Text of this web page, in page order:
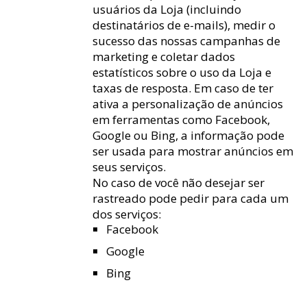
usuários da Loja (incluindo
destinatários de e-mails), medir o
sucesso das nossas campanhas de
marketing e coletar dados
estatísticos sobre o uso da Loja e
taxas de resposta. Em caso de ter
ativa a personalização de anúncios
em ferramentas como Facebook,
Google ou Bing, a informação pode
ser usada para mostrar anúncios em
seus serviços.
No caso de você não desejar ser
rastreado pode pedir para cada um
dos serviços:
Facebook
Google
Bing